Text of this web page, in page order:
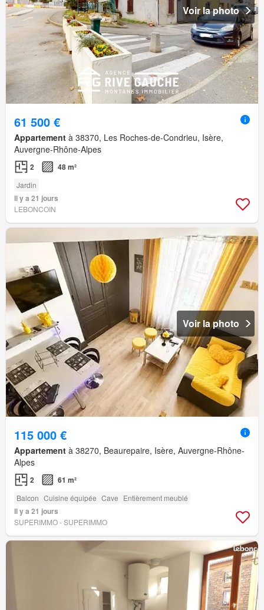
Voir la photo
61 500 €
Appartement à 38370, Les Roches-de-Condrieu, Isère,
Auvergne-Rhône-Alpes
2 48 m²
Jardin
Il y a 21 jours
LEBONCOIN
Voir la photo
115 000 €
Appartement à 38270, Beaurepaire, Isère, Auvergne-Rhône-
Alpes
2 61 m²
Balcon Cuisine équipée Cave Entièrement meublé
Il y a 21 jours
SUPERIMMO - SUPERIMMO